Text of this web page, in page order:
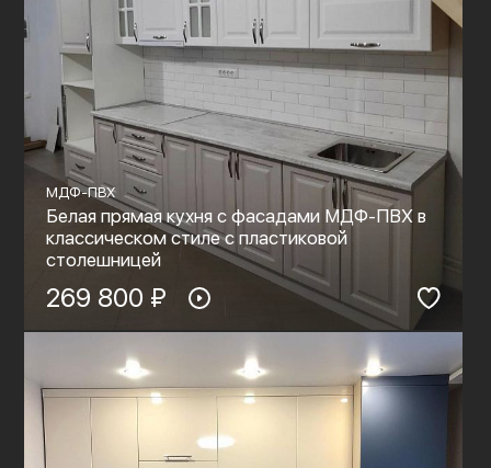
МДФ-ПВХ
Белая прямая кухня с фасадами МДФ-ПВХ в
классическом стиле с пластиковой
столешницей
269 800 ₽